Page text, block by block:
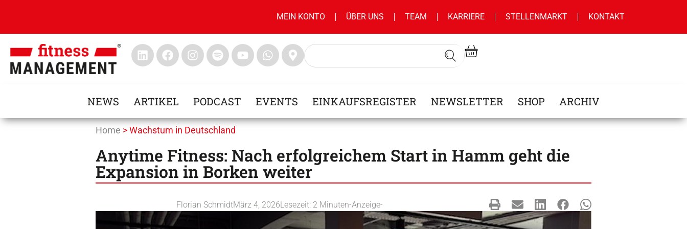
MEIN KONTO ÜBER UNS TEAM KARRIERE STELLENMARKT KONTAKT
NEWS ARTIKEL PODCAST EVENTS EINKAUFSREGISTER NEWSLETTER SHOP ARCHIV
Home >Wachstum in Deutschland
Anytime Fitness: Nach erfolgreichem Start in Hamm geht die
Expansion in Borken weiter
Florian SchmidtMärz 4, 2026Lesezeit: 2 Minuten-Anzeige-